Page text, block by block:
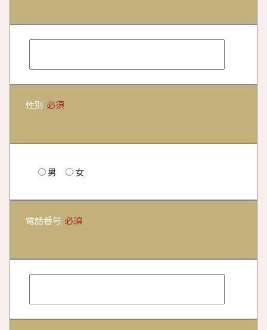
性別 必須
男 女
電話番号 必須